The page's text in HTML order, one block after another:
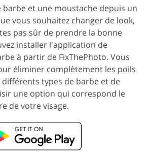
barbe et une moustache depuis un
vous souhaitez changer de look,
pas sûr de prendre la bonne
installer l'application de
à partir de FixThePhoto. Vous
éliminer complètement les poils
différents types de barbe et de
une option qui correspond le
de votre visage.